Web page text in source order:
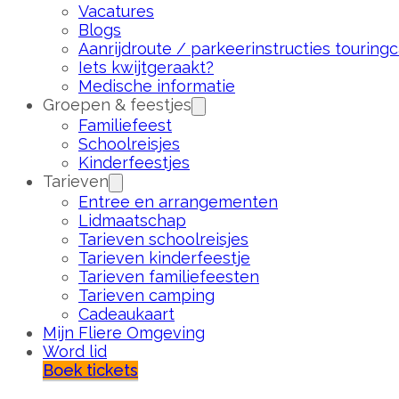
Vacatures
Blogs
Aanrijdroute / parkeerinstructies
Iets kwijtgeraakt?
Medische informatie
Groepen & feestjes
Familiefeest
Schoolreisjes
Kinderfeestjes
Tarieven
Entree en arrangementen
Lidmaatschap
Tarieven schoolreisjes
Tarieven kinderfeestje
Tarieven familiefeesten
Tarieven camping
Cadeaukaart
Mijn Fliere Omgeving
Word lid
Boek tickets